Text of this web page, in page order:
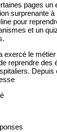
pages un
surprenante
pour
et un
exercé le métier
reprendre des
Depuis